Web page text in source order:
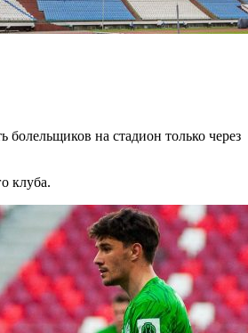
болельщиков на стадион только через
клуба.